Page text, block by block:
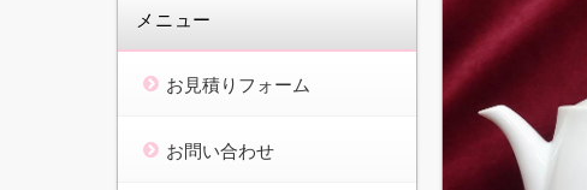
メニュー
お見積りフォーム
お問い合わせ